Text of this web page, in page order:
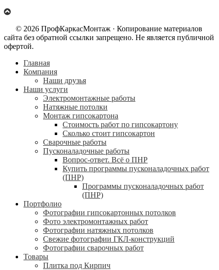
© 2026 ПрофКаркасМонтаж · Копирование материалов
сайта без обратной ссылки запрещено. Не является публичной
офертой.
Главная
Компания
Наши друзья
Наши услуги
Электромонтажные работы
Натяжные потолки
Монтаж гипсокартона
Стоимость работ по гипсокартону
Сколько стоит гипсокартон
Сварочные работы
Пусконаладочные работы
Вопрос-ответ. Всё о ПНР
Купить программы пусконаладочных работ
(ПНР)
Программы пусконаладочных работ
(ПНР)
Портфолио
Фотографии гипсокартонных потолков
Фото электромонтажных работ
Фотографии натяжных потолков
Свежие фотографии ГКЛ-конструкций
Фотографии сварочных работ
Товары
Плитка под Кирпич